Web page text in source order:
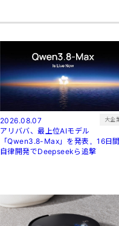
2026.08.07 大企
アリババ、最上位AIモデル
「Qwen3.8-Max」を発表。16日
自律開発でDeepseekら追撃